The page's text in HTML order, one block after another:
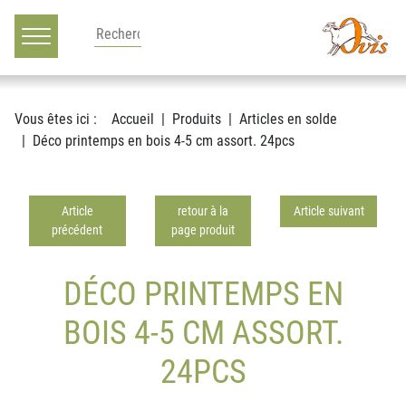
Main navigation
Voir le contenu
Vous êtes ici : Accueil Produits
Articles en solde
Déco printemps en bois 4-5 cm assort. 24pcs
Article
précédent
retour à la
page produit
Article suivant
DÉCO PRINTEMPS EN
BOIS 4-5 CM ASSORT.
24PCS